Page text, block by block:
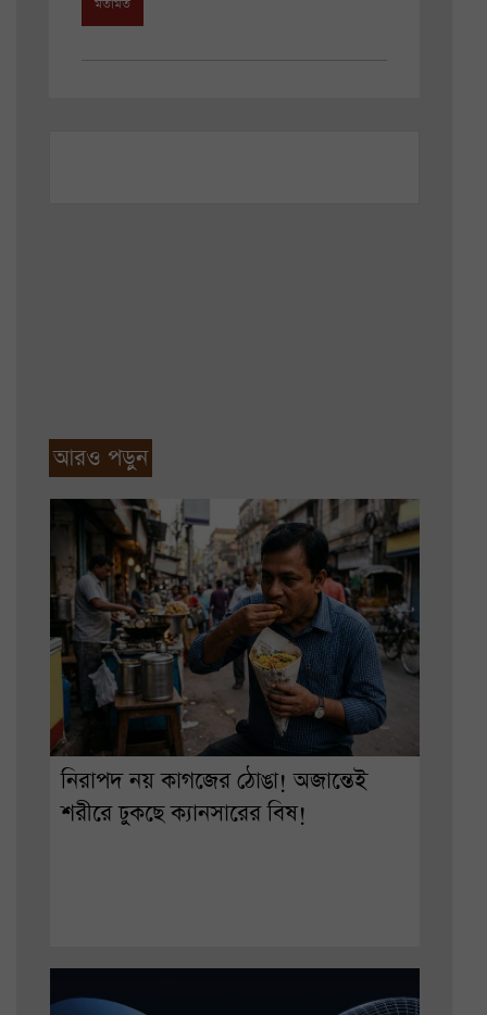
মতামত
আরও পড়ুন
নিরাপদ নয় কাগজের ঠোঙা! অজান্তেই
শরীরে ঢুকছে ক্যানসারের বিষ!